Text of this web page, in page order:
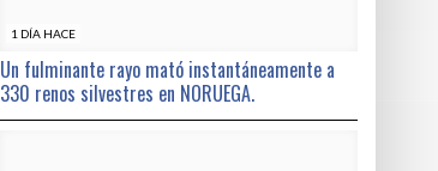
1 DÍA HACE
Un fulminante rayo mató instantáneamente a
330 renos silvestres en NORUEGA.